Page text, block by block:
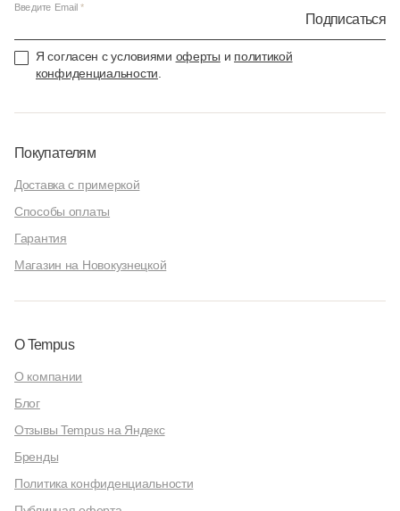
Введите Email
Подписаться
Я согласен с условиями оферты и политикой
конфиденциальности
Покупателям
Доставка с примеркой
Способы оплаты
Гарантия
Магазин на Новокузнецкой
О Tempus
О компании
Блог
Отзывы Tempus на Яндекс
Бренды
Политика конфиденциальности